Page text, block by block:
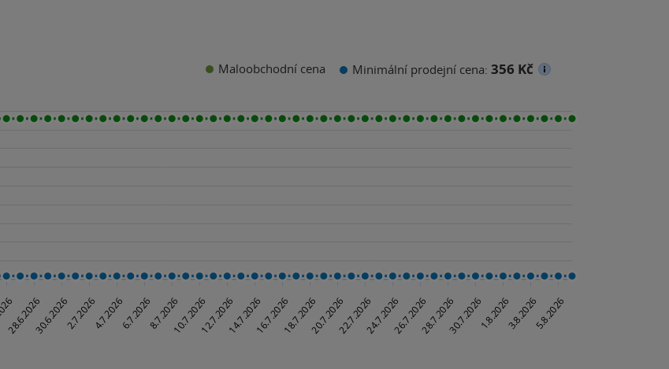
Maloobchodní cena Minimální prodejní cena: 356 Kč